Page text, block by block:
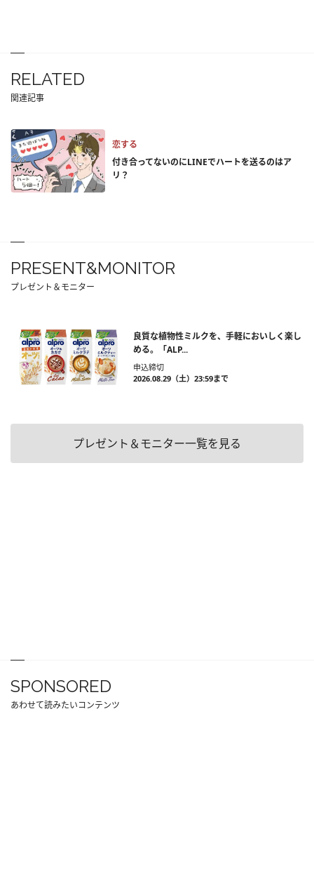
RELATED
関連記事
恋する
付き合ってないのにLINEでハートを送るのはア
リ？
PRESENT&MONITOR
プレゼント＆モニター
良質な植物性ミルクを、手軽においしく楽し
める。「ALP...
申込締切
2026.08.29（土）23:59まで
プレゼント＆モニター一覧を見る
SPONSORED
あわせて読みたいコンテンツ